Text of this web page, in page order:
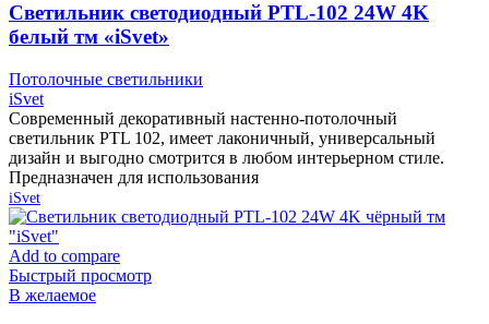
Cветильник светодиодный PTL-102 24W 4K
белый тм «iSvet»
Потолочные светильники
iSvet
Современный декоративный настенно-потолочный
светильник PTL 102, имеет лаконичный, универсальный
дизайн и выгодно смотрится в любом интерьерном стиле.
Предназначен для использования
iSvet
Add to compare
Быстрый просмотр
В желаемое